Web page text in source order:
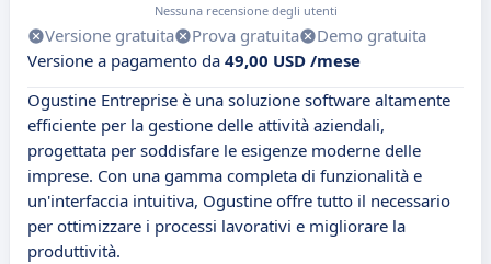
Nessuna recensione degli utenti
Versione gratuita Prova gratuita
Demo gratuita
Versione a pagamento da 49,00 USD /mese
Ogustine Entreprise è una soluzione software altamente
efficiente per la gestione delle attività aziendali,
progettata per soddisfare le esigenze moderne delle
imprese. Con una gamma completa di funzionalità e
un'interfaccia intuitiva, Ogustine offre tutto il necessario
per ottimizzare i processi lavorativi e migliorare la
produttività.